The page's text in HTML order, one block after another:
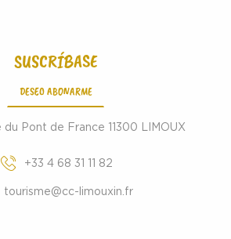
SUSCRÍBASE
DESEO ABONARME
du Pont de France 11300 LIMOUX
+33 4 68 31 11 82
tourisme@cc-limouxin.fr